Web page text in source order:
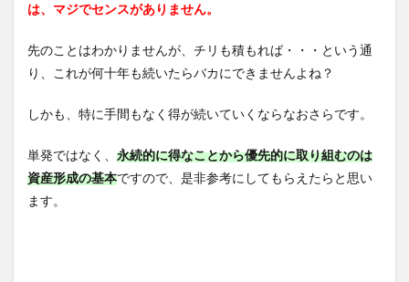
は、マジでセンスがありません。
先のことはわかりませんが、チリも積もれば・・・という通
り、これが何十年も続いたらバカにできませんよね？
しかも、特に手間もなく得が続いていくならなおさらです。
単発ではなく、 永続的に得なことから優先的に取り組むのは
資産形成の基本ですので、是非参考にしてもらえたらと思い
ます。